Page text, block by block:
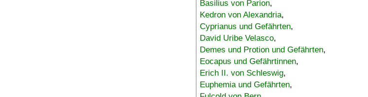
Basilius von Parion,
Kedron von Alexandria,
Cyprianus und Gefährten,
David Uribe Velasco,
Demes und Protion und Gefährten,
Eocapus und Gefährtinnen,
Erich II. von Schleswig,
Euphemia und Gefährten,